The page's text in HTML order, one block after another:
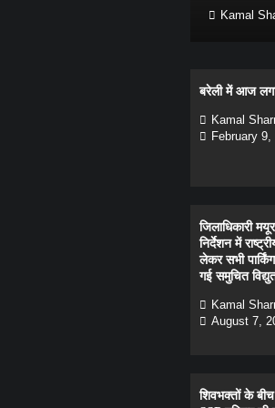
Kamal
बरेली में आज
Kamal
February 9,
जिलाधिकारी
निर्देशन में
लेकर सभी
गई समुचित
Kamal
August 7,
शिवभक्तों के